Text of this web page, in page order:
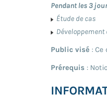
Pendant les 3
Étude de cas
Développement
Public visé :
Prérequis :